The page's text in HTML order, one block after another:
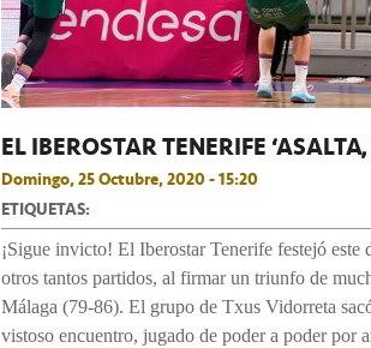
EL IBEROSTAR TENERIFE
Domingo, 25 Octubre, 2020 - 15:20
ETIQUETAS:
¡Sigue invicto! El Iberostar Tenerife festejó
otros tantos partidos, al firmar un triunfo de
Málaga (79-86). El grupo de Txus Vidorreta
vistoso encuentro, jugado de poder a poder por